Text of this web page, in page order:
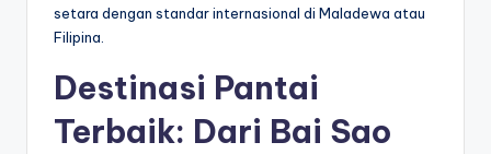
setara dengan standar internasional di Maladewa atau
Filipina.
Destinasi Pantai
Terbaik: Dari Bai Sao